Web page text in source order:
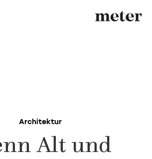
Architektur
Alt und